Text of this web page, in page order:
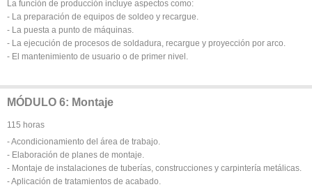
La función de producción incluye aspectos como:
- La preparación de equipos de soldeo y recargue.
- La puesta a punto de máquinas.
- La ejecución de procesos de soldadura, recargue y proyección por arco.
- El mantenimiento de usuario o de primer nivel.
MÓDULO 6: Montaje
115 horas
- Acondicionamiento del área de trabajo.
- Elaboración de planes de montaje.
- Montaje de instalaciones de tuberías, construcciones y carpintería metálicas.
- Aplicación de tratamientos de acabado.